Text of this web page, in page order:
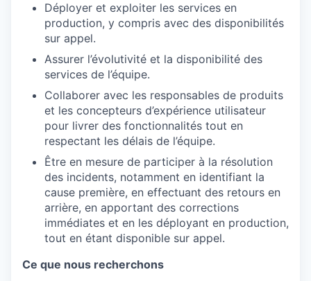
Déployer et exploiter les services en
production, y compris avec des disponibilités
sur appel.
Assurer l’évolutivité et la disponibilité des
services de l’équipe.
Collaborer avec les responsables de produits
et les concepteurs d’expérience utilisateur
pour livrer des fonctionnalités tout en
respectant les délais de l’équipe.
Être en mesure de participer à la résolution
des incidents, notamment en identifiant la
cause première, en effectuant des retours en
arrière, en apportant des corrections
immédiates et en les déployant en production,
tout en étant disponible sur appel.
Ce que nous recherchons